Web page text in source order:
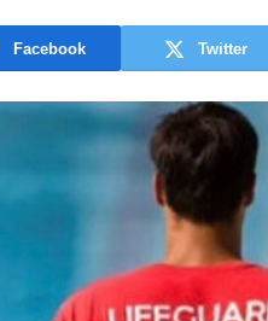
Facebook Twitter